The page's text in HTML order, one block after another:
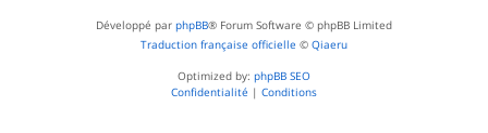
Développé par phpBB® Forum Software © phpBB Limited
Traduction française officielle © Qiaeru
Optimized by: phpBB SEO
Confidentialité | Conditions